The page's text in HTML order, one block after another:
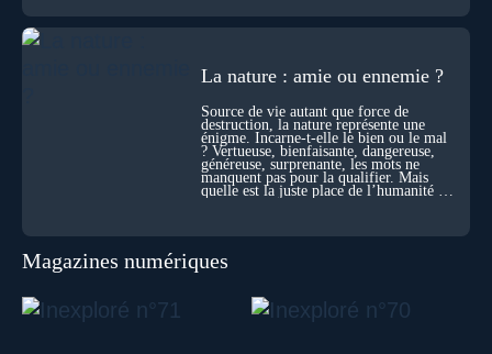
La nature : amie ou ennemie ?
Source de vie autant que force de
destruction, la nature représente une
énigme. Incarne-t-elle le bien ou le mal
? Vertueuse, bienfaisante, dangereuse,
généreuse, surprenante, les mots ne
manquent pas pour la qualifier. Mais
quelle est la juste place de l’humanité au
Magazines numériques